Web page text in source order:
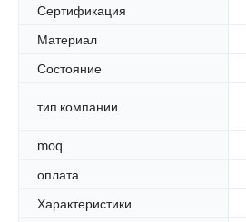
Сертификация
Материал
Состояние
тип компании
moq
оплата
Характеристики